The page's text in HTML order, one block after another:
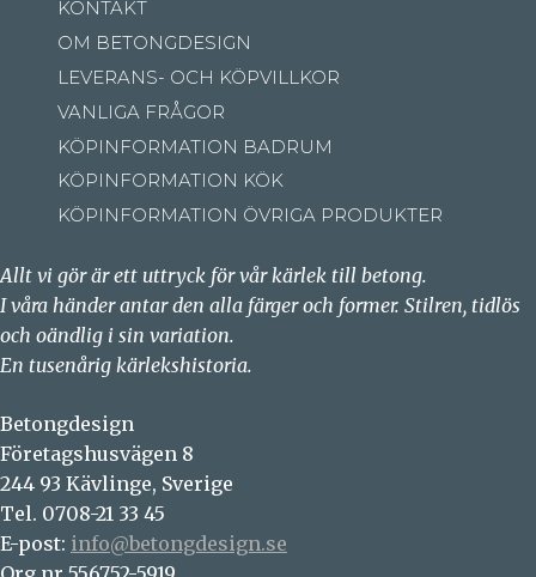
KONTAKT
OM BETONGDESIGN
LEVERANS- OCH KÖPVILLKOR
VANLIGA FRÅGOR
KÖPINFORMATION BADRUM
KÖPINFORMATION KÖK
KÖPINFORMATION ÖVRIGA PRODUKTER
Allt vi gör är ett uttryck för vår kärlek till betong.
I våra händer antar den alla färger och former. Stilren, tidlös
och oändlig i sin variation.
En tusenårig kärlekshistoria.
Betongdesign
Företagshusvägen 8
244 93 Kävlinge, Sverige
Tel. 0708-21 33 45
E-post: info@betongdesign.se